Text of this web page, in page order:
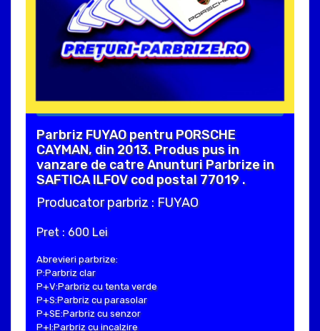
Parbriz FUYAO pentru PORSCHE
CAYMAN, din 2013. Produs pus in
vanzare de catre Anunturi Parbrize in
SAFTICA ILFOV cod postal 77019 .
Producator parbriz : FUYAO
Pret : 600 Lei
Abrevieri parbrize:
P:Parbriz clar
P+V:Parbriz cu tenta verde
P+S:Parbriz cu parasolar
P+SE:Parbriz cu senzor
P+I:Parbriz cu incalzire